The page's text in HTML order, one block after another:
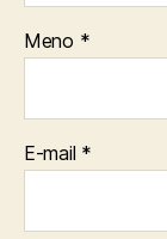
Meno *
E-mail *